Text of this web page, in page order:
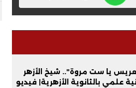
يا ست مروة".. شيخ الأزهر
علمي بالثانوية الأزهرية| فيديو